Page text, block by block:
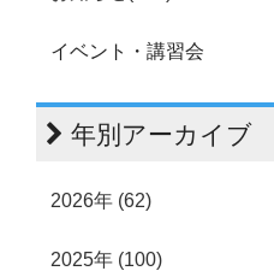
イベント・講習会
年別アーカイブ
2026年 (62)
2025年 (100)